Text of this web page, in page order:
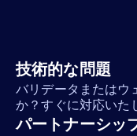
技術的な問題
バリデータまたはウ
か？すぐに対応いた
パートナーシッ